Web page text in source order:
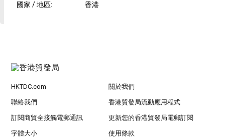
國家 / 地區: 香港
HKTDC.com 關於我們
聯絡我們 香港貿發局流動應用程式
訂閱商貿全接觸電郵通訊 更新您的香港貿發局電郵訂閱
字體大小 使用條款